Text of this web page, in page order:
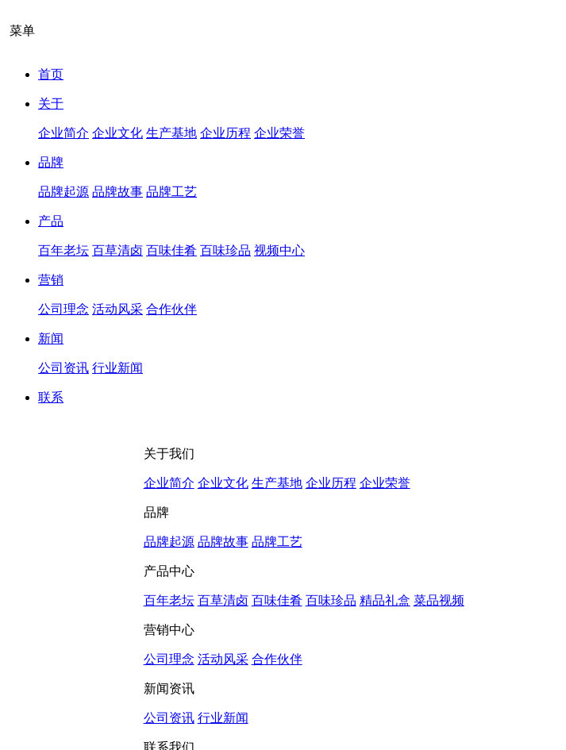
菜单
首页
关于
企业简介 企业文化 生产基地 企业历程 企业荣誉
品牌
品牌起源 品牌故事 品牌工艺
产品
百年老坛 百草清卤 百味佳肴 百味珍品 视频中心
营销
公司理念 活动风采 合作伙伴
新闻
公司资讯 行业新闻
联系
关于我们
企业简介 企业文化 生产基地 企业历程 企业荣誉
品牌
品牌起源 品牌故事 品牌工艺
产品中心
百年老坛 百草清卤 百味佳肴 百味珍品 精品礼盒 菜品视频
营销中心
公司理念 活动风采 合作伙伴
新闻资讯
公司资讯 行业新闻
联系我们